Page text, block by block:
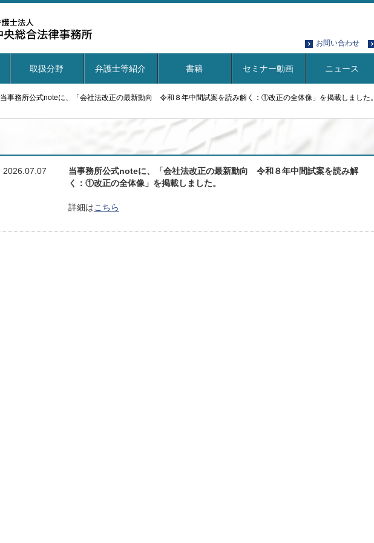
お問い合わせ
取扱分野 弁護士等紹介 書籍 セミナー動画 ニュース
当事務所公式noteに、「会社法改正の最新動向 令和８年中間試案を読み解く：①改正の全体像」を掲載しました。
2026.07.07
当事務所公式noteに、「会社法改正の最新動向 令和８年中間試案を読み解
く：①改正の全体像」を掲載しました。
詳細はこちら